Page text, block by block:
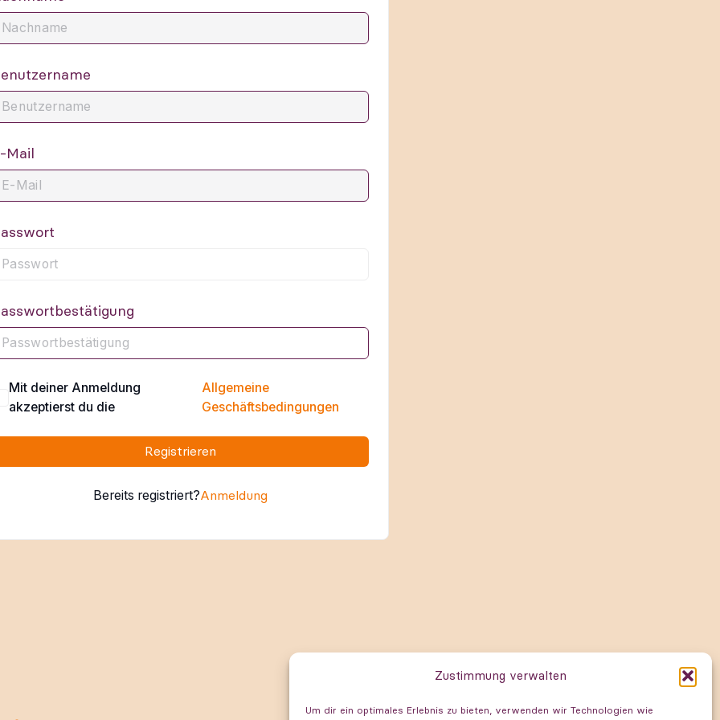
Zustimmung verwalten
Um dir ein optimales Erlebnis zu bieten, verwenden wir Technologien wie
Mail
Mit deiner Anmeldung
akzeptierst du die
Allgemeine
Geschäftsbedingungen
Registrieren
Bereits registriert?Anmeldung